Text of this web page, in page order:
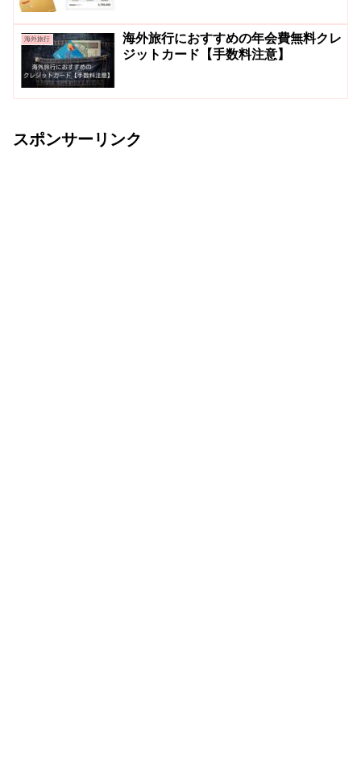
海外旅行
海外旅行におすすめの年会費無料クレ
ジットカード【手数料注意】
スポンサーリンク